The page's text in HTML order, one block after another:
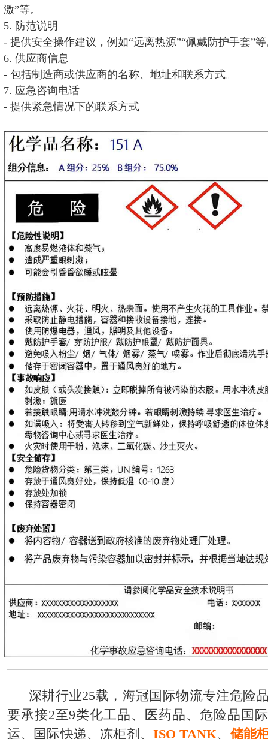
激”等。
5. 防范说明
- 提供安全操作建议，例如“远离热源”“佩戴防护手套”
6. 供应商信息
- 包括制造商或供应商的名称、地址和联系方式。
7. 应急咨询电话
- 提供紧急情况下的联系方式
深耕行业25载，海冠国际物流专注危险
要承接2至9类化工品、医药品、危险品国
运、国际快递、冻柜剂、ISO TANK、 储能